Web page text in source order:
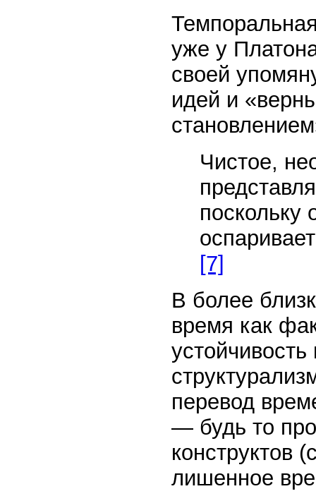
уже у
своей
идей и
Чистое,
поскольку
[7]
В более
время как
перевод
— будь то
конструктов
лишенное